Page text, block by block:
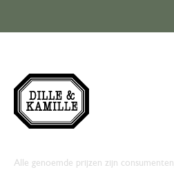
Alle genoemde prijzen zijn